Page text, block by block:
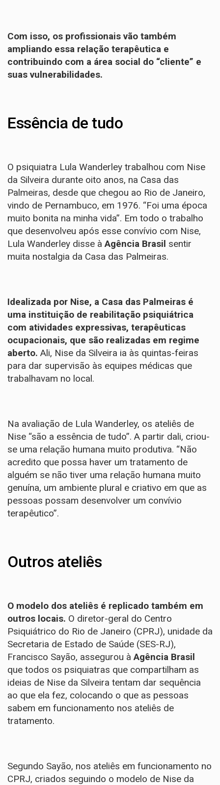
Com isso, os profissionais vão também
ampliando essa relação terapêutica e
contribuindo com a área social do “cliente” e
suas vulnerabilidades.
Essência de tudo
O psiquiatra Lula Wanderley trabalhou com Nise
da Silveira durante oito anos, na Casa das
Palmeiras, desde que chegou ao Rio de Janeiro,
vindo de Pernambuco, em 1976. “Foi uma época
muito bonita na minha vida”. Em todo o trabalho
que desenvolveu após esse convívio com Nise,
Lula Wanderley disse àAgência Brasil sentir
muita nostalgia da Casa das Palmeiras.
Idealizada por Nise, a Casa das Palmeiras é
uma instituição de reabilitação psiquiátrica
com atividades expressivas, terapêuticas
ocupacionais, que são realizadas em regime
aberto. Ali, Nise da Silveira ia às quintas-feiras
para dar supervisão às equipes médicas que
trabalhavam no local.
Na avaliação de Lula Wanderley, os ateliês de
Nise “são a essência de tudo”. A partir dali, criou-
se uma relação humana muito produtiva. “Não
acredito que possa haver um tratamento de
alguém se não tiver uma relação humana muito
genuína, um ambiente plural e criativo em que as
pessoas possam desenvolver um convívio
terapêutico”.
Outros ateliês
O modelo dos ateliês é replicado também em
outros locais. O diretor-geral do Centro
Psiquiátrico do Rio de Janeiro (CPRJ), unidade da
Secretaria de Estado de Saúde (SES-RJ),
Francisco Sayão, assegurou àAgência Brasil
que todos os psiquiatras que compartilham as
ideias de Nise da Silveira tentam dar sequência
ao que ela fez, colocando o que as pessoas
sabem em funcionamento nos ateliês de
tratamento.
Segundo Sayão, nos ateliês em funcionamento no
CPRJ, criados seguindo o modelo de Nise da